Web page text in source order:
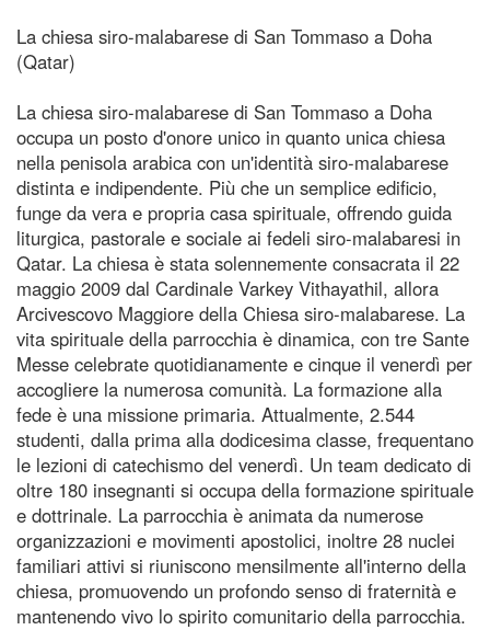
La chiesa siro-malabarese di San Tommaso a Doha
(Qatar)
La chiesa siro-malabarese di San Tommaso a Doha
occupa un posto d'onore unico in quanto unica chiesa
nella penisola arabica con un'identità siro-malabarese
distinta e indipendente. Più che un semplice edificio,
funge da vera e propria casa spirituale, offrendo guida
liturgica, pastorale e sociale ai fedeli siro-malabaresi in
Qatar. La chiesa è stata solennemente consacrata il 22
maggio 2009 dal Cardinale Varkey Vithayathil, allora
Arcivescovo Maggiore della Chiesa siro-malabarese. La
vita spirituale della parrocchia è dinamica, con tre Sante
Messe celebrate quotidianamente e cinque il venerdì per
accogliere la numerosa comunità. La formazione alla
fede è una missione primaria. Attualmente, 2.544
studenti, dalla prima alla dodicesima classe, frequentano
le lezioni di catechismo del venerdì. Un team dedicato di
oltre 180 insegnanti si occupa della formazione spirituale
e dottrinale. La parrocchia è animata da numerose
organizzazioni e movimenti apostolici, inoltre 28 nuclei
familiari attivi si riuniscono mensilmente all'interno della
chiesa, promuovendo un profondo senso di fraternità e
mantenendo vivo lo spirito comunitario della parrocchia.